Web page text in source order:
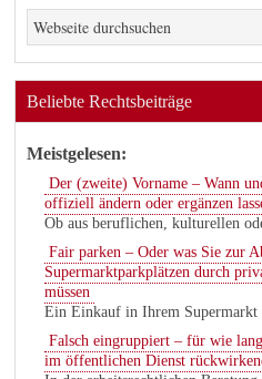
Beliebte Rechtsbeiträge
Meistgelesen:
Der (zweite) Vorname – Wann
offiziell ändern oder ergänzen
Ob aus beruflichen, kulturellen
Fair parken – Oder was Sie zur
Supermarktparkplätzen durch
müssen
Ein Einkauf in Ihrem Supermarkt
Falsch eingruppiert – für wie
im öffentlichen Dienst